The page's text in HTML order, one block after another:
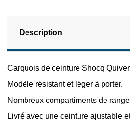
Description
Carquois de ceinture Shocq
Modèle résistant et léger à porter.
Nombreux compartiments de
Livré avec une ceinture ajustable